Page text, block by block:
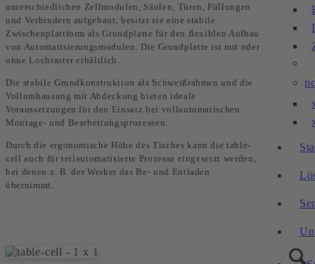
unterschiedlichen Zellmodulen, Säulen, Türen, Fül­lungen
und Verbindern aufgebaut, besitzt sie eine stabile
Zwischenplattform als Grundplatte für den flexiblen Aufbau
von Automatisierungs­modu­len. Die Grundplatte ist mit oder
ohne Lochraster erhält­lich.
Die stabile Grundkonstruk­tion als Schweiß­rahmen und die
Vollumhausung mit Abdeckung bieten ideale
Voraussetzungen für den Einsatz bei voll­auto­ma­tischen
Montage- und Bearbeitungs­prozessen.
Durch die ergonomische Höhe des Tisches kann die table-
cell auch für teilautomatisierte Prozesse eingesetzt werden,
bei denen z. B. der Werker das Be- und Entladen
übernimmt.